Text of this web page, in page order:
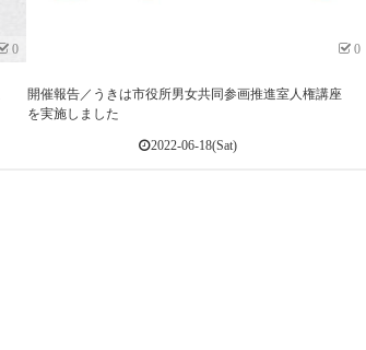
0 0
開催報告／うきは市役所男女共同参画推進室人権講座
を実施しました
2022-06-18(Sat)